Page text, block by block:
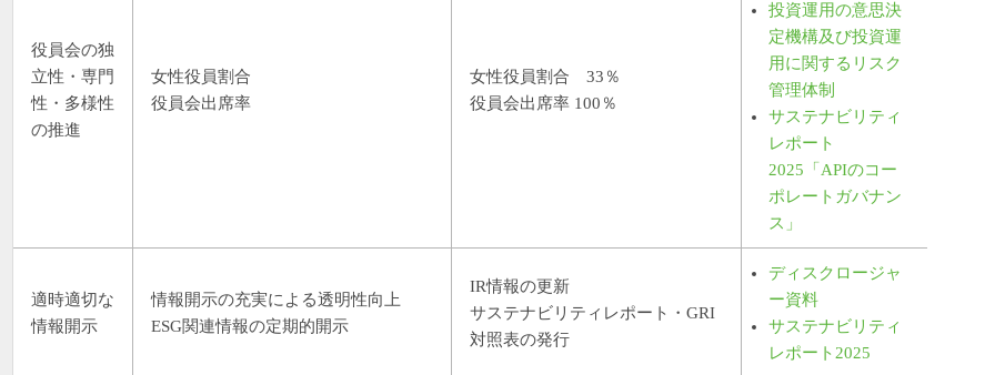
役員会の独
立性・専門
性・多様性
の推進
女性役員割合
役員会出席率
女性役員割合 33％
役員会出席率 100％
投資運用の意思決
定機構及び投資運
用に関するリスク
管理体制
サステナビリティ
レポート
2025「APIのコー
ポレートガバナン
ス」
適時適切な
情報開示
情報開示の充実による透明性向上
ESG関連情報の定期的開示
IR情報の更新
サステナビリティレポート・GRI
対照表の発行
ディスクロージャ
ー資料
サステナビリティ
レポート2025